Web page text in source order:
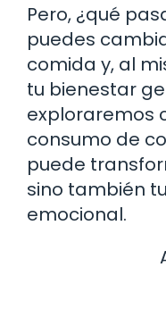
Pero, ¿qué
puedes
comida y, al
tu bienestar
exploraremos
consumo de
puede
sino también
emocional.